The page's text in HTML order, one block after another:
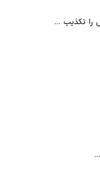
را تکذیب …